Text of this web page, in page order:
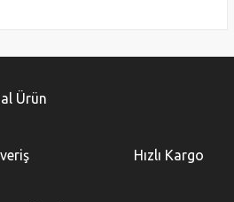
ederiz.
veya görüntülenemiyor.
Ürün
Hızlı Kargo